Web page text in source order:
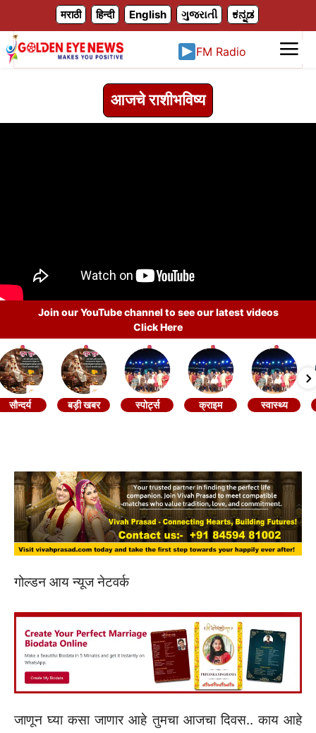
मराठी हिन्दी English ગુજરાતી ಕನ್ನಡ
FM Radio
आजचे राशीभविष्य
Join our YouTube channel to see our latest videos
Click Here
सौन्दर्य बड़ी खबर स्पोर्ट्स क्राइम स्वास्थ्य
गोल्डन आय न्यूज नेटवर्क
जाणून घ्या कसा जाणार आहे तुमचा आजचा दिवस.. काय आहे